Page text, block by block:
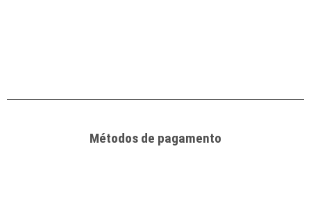
Métodos de pagamento